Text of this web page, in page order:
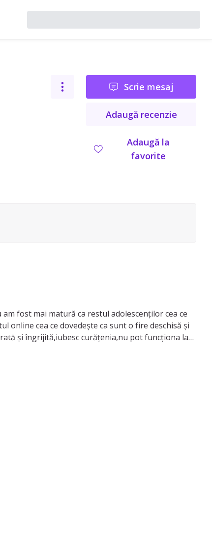
Scrie mesaj
Adaugă recenzie
Adaugă la
favorite
fost mai matură ca restul adolescenților cea ce
online cea ce dovedește ca sunt o fire deschisă și
și îngrijită,iubesc curățenia,nu pot funcționa la
ușor 🩷Am mai fost bona nașilor mei timp de 1
căuta)suntem o familie înstărită dar tatăl
sunt fumătoare,nu sunt consumatoare de alcool